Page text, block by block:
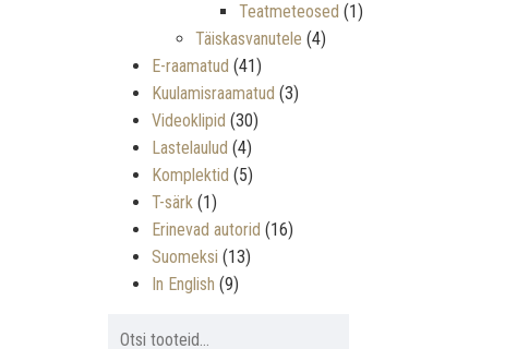
Teatmeteosed (1)
Täiskasvanutele (4)
E-raamatud (41)
Kuulamisraamatud (3)
Videoklipid (30)
Lastelaulud (4)
Komplektid (5)
T-särk (1)
Erinevad autorid (16)
Suomeksi (13)
In English (9)